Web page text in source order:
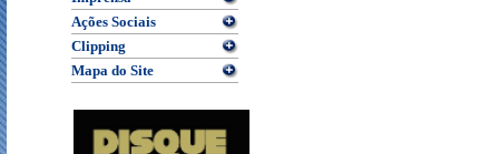
Ações Sociais
Clipping
Mapa do Site